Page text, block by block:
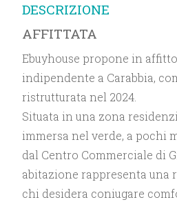
DESCRIZIONE
AFFITTATA
Ebuyhouse propone in
indipendente a Carabbia,
ristrutturata nel 2024.
Situata in una zona
immersa nel verde, a pochi
dal Centro Commerciale di
abitazione rappresenta una
chi desidera coniugare